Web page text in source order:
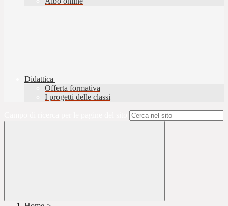
Didattica
Offerta formativa
I progetti delle classi